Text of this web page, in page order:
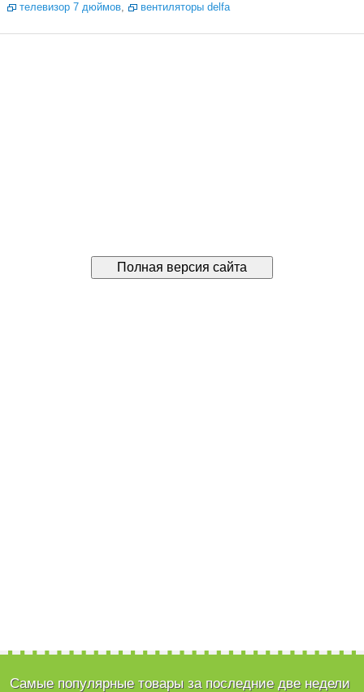
телевизор 7 дюймов, вентиляторы delfa
Самые популярные товары за последние две недели